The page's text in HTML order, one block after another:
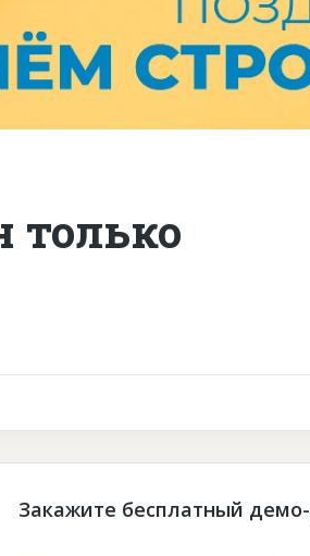
Горячие объекты
Глоссарий
только
Закажите бесплатный